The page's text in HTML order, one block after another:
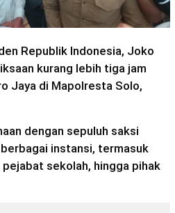
Republik Indonesia, Joko
kurang lebih tiga jam
Jaya di Mapolresta Solo,
dengan sepuluh saksi
instansi, termasuk
sekolah, hingga pihak